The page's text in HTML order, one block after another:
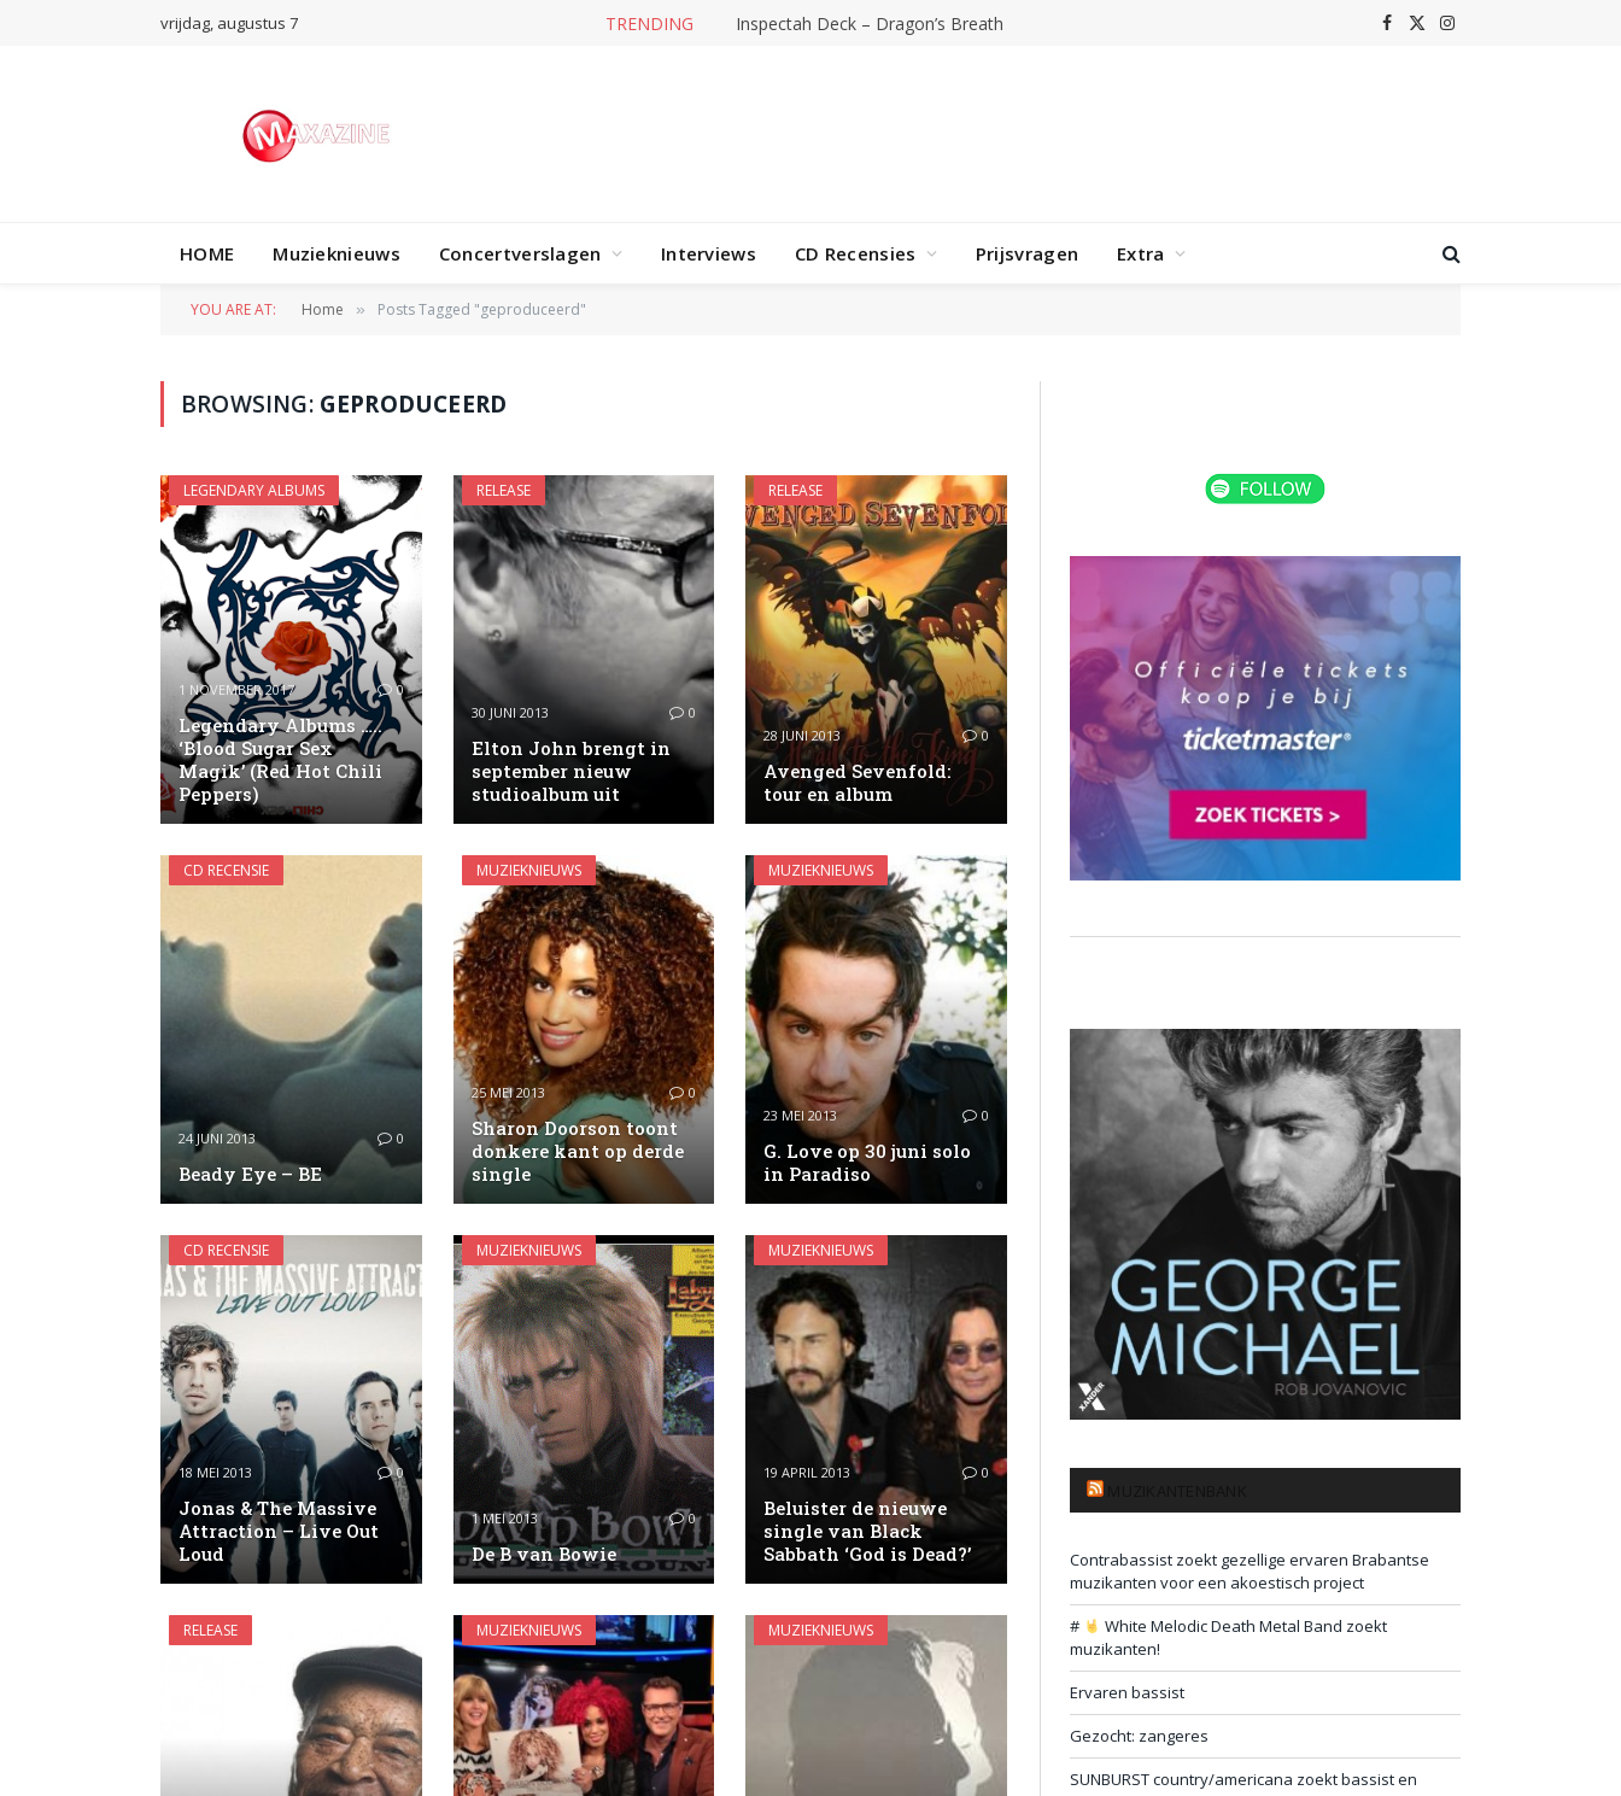
vrijdag, augustus 7 TRENDING Inspectah Deck – Dragon’s Breath Facebook
X
Instagram
HOME Muzieknieuws Concertverslagen Interviews CD Recensies Prijsvragen Extra
YOU ARE AT: Home » Posts Tagged "geproduceerd"
BROWSING: GEPRODUCEERD
LEGENDARY ALBUMS
1 NOVEMBER 2017 0
Legendary Albums …..
‘Blood Sugar Sex
Magik’ (Red Hot Chili
Peppers)
RELEASE
30 JUNI 2013 0
Elton John brengt in
september nieuw
studioalbum uit
RELEASE
28 JUNI 2013 0
Avenged Sevenfold:
tour en album
CD RECENSIE
24 JUNI 2013 0
Beady Eye – BE
MUZIEKNIEUWS
25 MEI 2013 0
Sharon Doorson toont
donkere kant op derde
single
MUZIEKNIEUWS
23 MEI 2013 0
G. Love op 30 juni solo
in Paradiso
CD RECENSIE
18 MEI 2013 0
Jonas & The Massive
Attraction – Live Out
Loud
MUZIEKNIEUWS
1 MEI 2013 0
De B van Bowie
MUZIEKNIEUWS
19 APRIL 2013 0
Beluister de nieuwe
single van Black
Sabbath ‘God is Dead?’
RELEASE MUZIEKNIEUWS MUZIEKNIEUWS
Contrabassist zoekt gezellige ervaren Brabantse
muzikanten voor een akoestisch project
#
White Melodic Death Metal Band zoekt
muzikanten!
Ervaren bassist
Gezocht: zangeres
SUNBURST country/americana zoekt bassist en